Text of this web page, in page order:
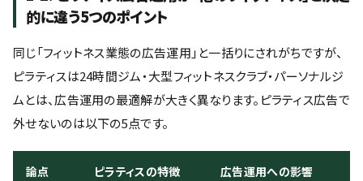
的に違う5つのポイント
同じ「フィットネス業態の広告運用」と一括りにされがちですが、
ピラティスは24時間ジム・大型フィットネスクラブ・パーソナルジ
ムとは、広告運用の最適解が大きく異なります。ピラティス広告で
外せないのは以下の5点です。
論点 ピラティスの特徴 広告運用への影響